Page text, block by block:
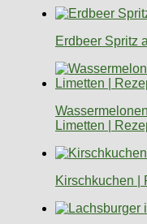
Erdbeer Spritz
Limetten |
Kirschkuchen |